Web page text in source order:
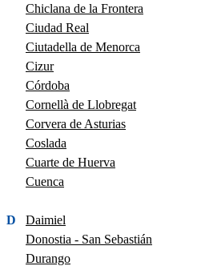
Chiclana de la Frontera
Ciudad Real
Ciutadella de Menorca
Cizur
Córdoba
Cornellà de Llobregat
Corvera de Asturias
Coslada
Cuarte de Huerva
Cuenca
D
Daimiel
Donostia - San Sebastián
Durango